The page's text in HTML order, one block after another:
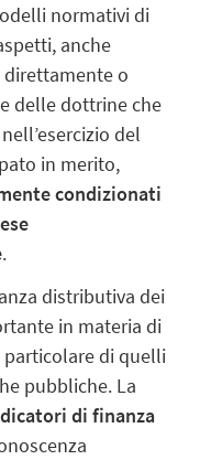
normativi di
anche
o
delle dottrine che
del
in merito,
condizionati
.
distributiva dei
in materia di
di quelli
pubbliche. La
di finanza